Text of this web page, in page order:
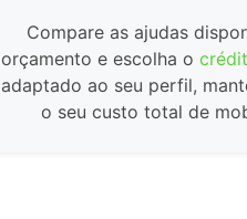
Compare as ajudas
orçamento e escolha o
adaptado ao seu perfil,
o seu custo total de